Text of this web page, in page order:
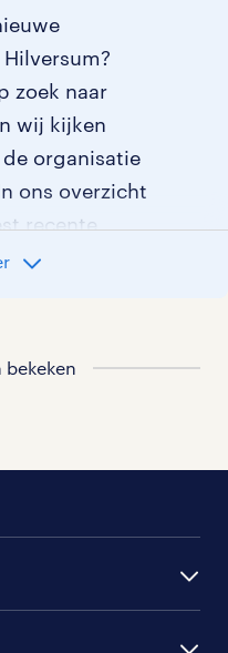
zoek naar
wij kijken
organisatie
ons overzicht
recente
Wil je
over uit
Hilversum.
hilversum
bekeken